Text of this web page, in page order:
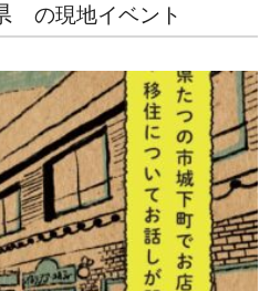
の現地イベント